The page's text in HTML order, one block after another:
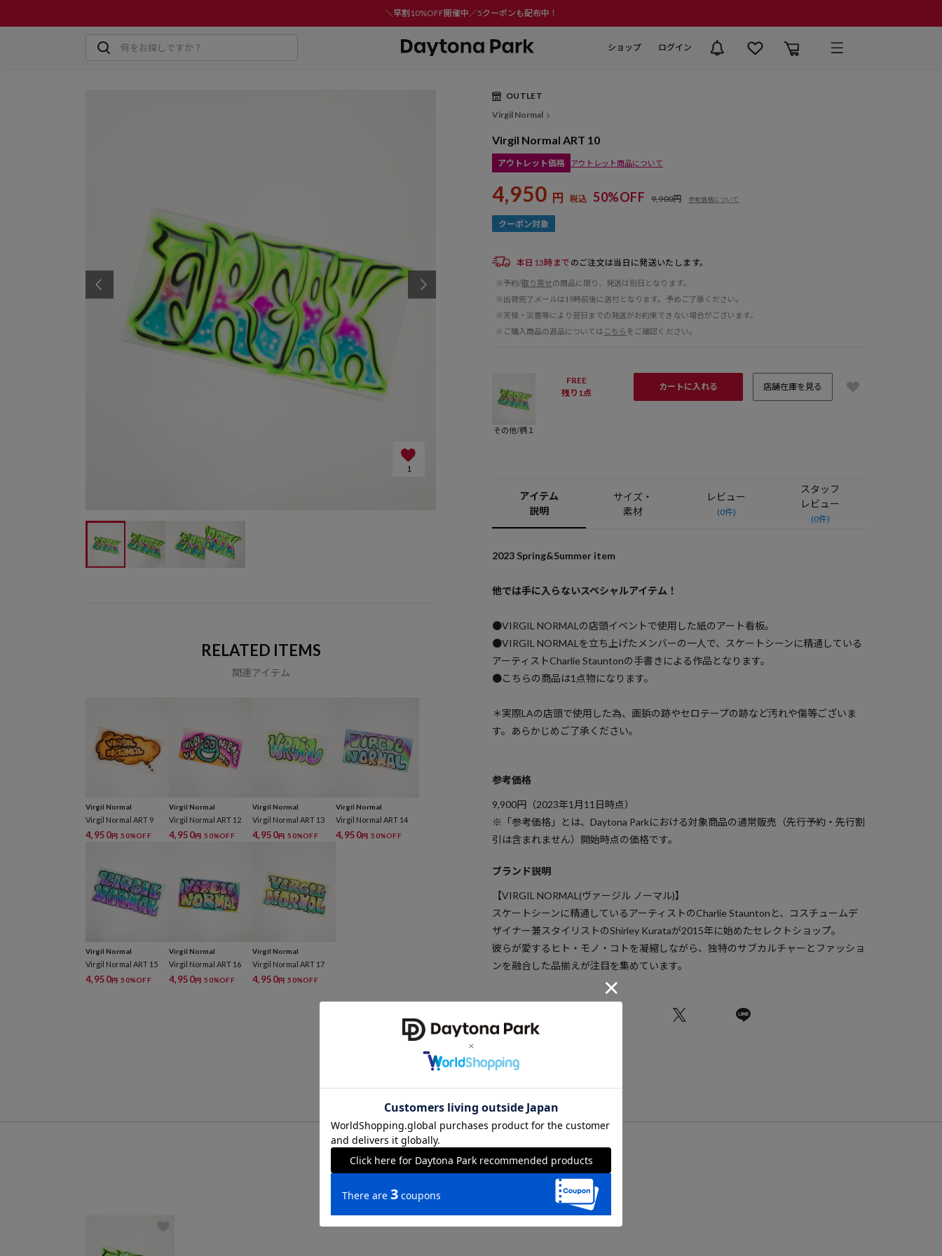
＼早割10%OFF開催中／5クーポンも配布中！
ショップ ログイン
1
RELATED ITEMS
関連アイテム
Virgil Normal
Virgil Normal ART 9
4,950円 50%OFF
Virgil Normal
Virgil Normal ART 12
4,950円 50%OFF
Virgil Normal
Virgil Normal ART 13
4,950円 50%OFF
Virgil Normal
Virgil Normal ART 14
4,950円 50%OFF
Virgil Normal
Virgil Normal ART 15
4,950円 50%OFF
Virgil Normal
Virgil Normal ART 16
4,950円 50%OFF
Virgil Normal
Virgil Normal ART 17
4,950円 50%OFF
OUTLET
Virgil Normal
Virgil Normal ART 10
アウトレット価格 アウトレット商品について
4,950 円 税込 50%OFF 9,900円 参考価格について
本日13時まで のご注文は当日に発送いたします。
※予約/取り寄せの商品に限り、発送は別日となります。
※出荷完了メールは19時前後に送付となります。予めご了承ください。
※天候・災害等により翌日までの発送がお約束できない場合がございます。
※ご購入商品の返品については こちら をご確認ください。
その他/柄１
FREE
残り1点
カートに入れる 店舗在庫を見る
アイテム
説明
サイズ・
素材
レビュー
(0件)
スタッフ
レビュー
(0件)
2023 Spring&Summer item
他では手に入らないスペシャルアイテム！
●VIRGIL NORMALの店頭イベントで使用した紙のアート看板。
●VIRGIL NORMALを立ち上げたメンバーの一人で、スケートシーンに精通している
アーティストCharlie Stauntonの手書きによる作品となります。
●こちらの商品は1点物になります。
＊実際LAの店頭で使用した為、画鋲の跡やセロテープの跡など汚れや傷等ございま
す。あらかじめご了承ください。
参考価格
9,900円（2023年1月11日時点）
※「参考価格」とは、Daytona Parkにおける対象商品の通常販売（先行予約・先行割
引は含まれません）開始時点の価格です。
ブランド説明
【VIRGIL NORMAL(ヴァージル ノーマル)】
スケートシーンに精通しているアーティストのCharlie Stauntonと、コスチュームデ
ザイナー兼スタイリストのShirley Kurataが2015年に始めたセレクトショップ。
彼らが愛するヒト・モノ・コトを凝縮しながら、独特のサブカルチャーとファッショ
ンを融合した品揃えが注目を集めています。
CHECK LIST